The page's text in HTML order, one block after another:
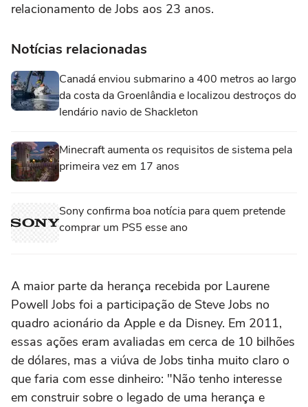
relacionamento de Jobs aos 23 anos.
Notícias relacionadas
Canadá enviou submarino a 400 metros ao largo
da costa da Groenlândia e localizou destroços do
lendário navio de Shackleton
Minecraft aumenta os requisitos de sistema pela
primeira vez em 17 anos
Sony confirma boa notícia para quem pretende
comprar um PS5 esse ano
A maior parte da herança recebida por Laurene
Powell Jobs foi a participação de Steve Jobs no
quadro acionário da Apple e da Disney. Em 2011,
essas ações eram avaliadas em cerca de 10 bilhões
de dólares, mas a viúva de Jobs tinha muito claro o
que faria com esse dinheiro: "Não tenho interesse
em construir sobre o legado de uma herança e